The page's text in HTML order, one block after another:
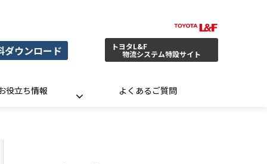
ダウンロード トヨタL&F
物流システム特設サイト
役立ち情報 よくあるご質問